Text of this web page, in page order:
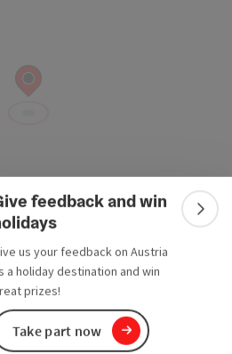
feedback and win
us your feedback on Austria
a holiday destination and win
prizes!
Take part now
open in